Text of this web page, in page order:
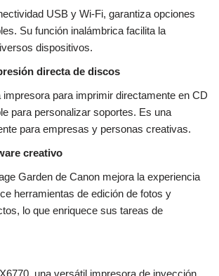
USB y Wi-Fi, garantiza opciones
Su función inalámbrica facilita la
dispositivos.
directa de discos
impresora para imprimir directamente en CD
para personalizar soportes. Es una
para empresas y personas creativas.
creativo
Garden de Canon mejora la experiencia
herramientas de edición de fotos y
lo que enriquece sus tareas de